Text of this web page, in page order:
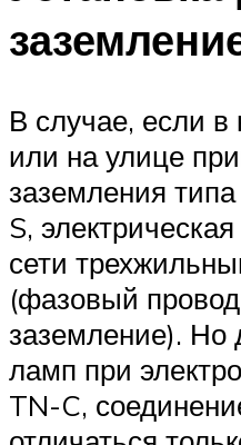
В случае, если в
или на улице
заземления
S,
сети
(фазовый
заземление). Но
ламп при
TN-C,